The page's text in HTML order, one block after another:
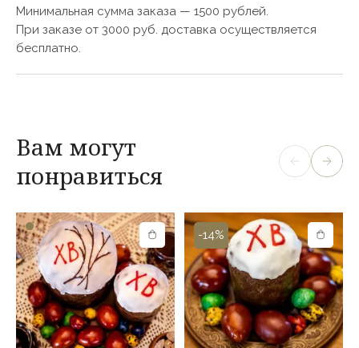
Минимальная сумма заказа — 1500 рублей.
При заказе от 3000 руб. доставка осуществляется
бесплатно.
подсолнечное
Вес, г
при температуре от
Оставить отзыв
Ваша оценка:
Оставить отзыв
Вам могут
понравиться
-14%